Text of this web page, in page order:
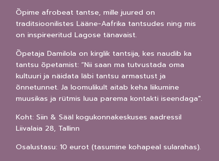
Õpime afrobeat tantse, mille juured on
traditsioonilistes Lääne-Aafrika tantsudes ning mis
on inspireeritud Lagose tänavaist.
Õpetaja Damilola on kirglik tantsija, kes naudib ka
tantsu õpetamist: “Nii saan ma tutvustada oma
kultuuri ja näidata läbi tantsu armastust ja
õnnetunnet. Ja loomulikult aitab keha liikumine
muusikas ja rütmis luua parema kontakti iseendaga".
Koht: Siin & Sääl kogukonnakeskuses aadressil
Liivalaia 28, Tallinn
Osalustasu: 10 eurot (tasumine kohapeal sularahas).